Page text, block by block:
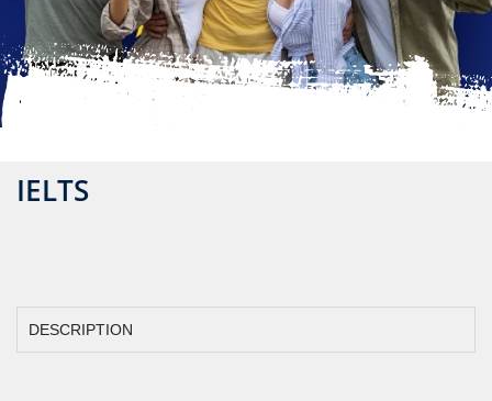
IELTS
DESCRIPTION